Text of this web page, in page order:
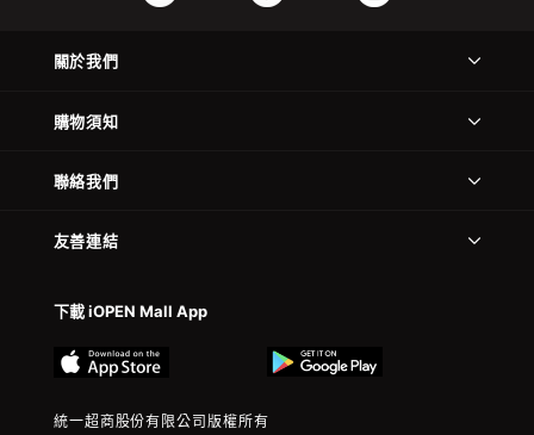
關於我們
購物須知
聯絡我們
友善連結
下載 iOPEN Mall App
統一超商股份有限公司版權所有